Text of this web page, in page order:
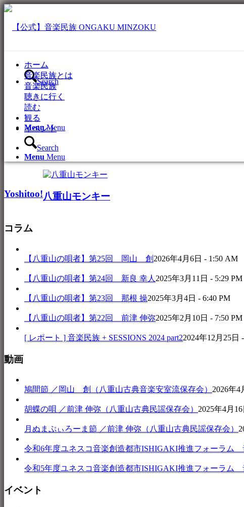
Search
Menu Menu
ホーム
音楽民族とは
音楽民族
聴きに行く
読む
観る
イベント
Search
Menu Menu
Yoshitoo!八重山モンキー
コラム
【八重山の唄者】第25回 岡山 創 2026年4月6日 - 1:50 AM
【八重山の唄者】第24回 新良 幸人 2025年3月11日 - 5:29 PM
【八重山の唄者】第23回 那根 操2025年3月4日 - 6:40 PM
【八重山の唄者】第22回 前津 伸弥2025年2月10日 - 7:50 PM
[ レポート ] 音楽民族 + SESSIONS 2024 part22024年12月25日
動画
鳩間節 ／岡山 創（八重山古典音楽安室流保存会） 2026年4
胡蝶の唄 ／前津 伸弥（八重山古典民謡保存会） 2025年4月
月ぬまぷぃろーま節 ／前津 伸弥（八重山古典民謡保存会）
令和6年度ユネスコ音楽創造都市ISHIGAKI推進フォーラム
令和5年度ユネスコ音楽創造都市ISHIGAKI推進フォーラム
イベント